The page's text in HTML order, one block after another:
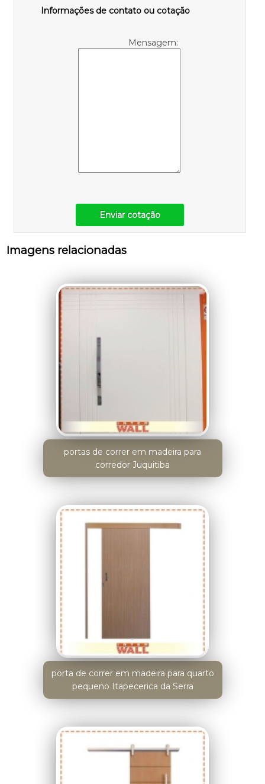
Informações de contato ou cotação
Mensagem:
Enviar cotação
Imagens relacionadas
portas de correr em madeira para
corredor Juquitiba
porta de correr em madeira para quarto
pequeno Itapecerica da Serra